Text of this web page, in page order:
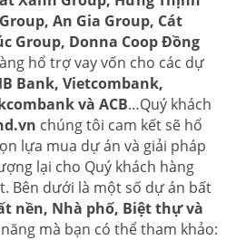
An Gia Group, Cát
Group, Donna Coop Đồng
hổ trợ vay vốn cho các dự
Bank, Vietcombank,
và ACB…Quý khách
chúng tôi cam kết sẽ hổ
lựa mua dự án và giải pháp
lại cho Quý khách hàng
Bên dưới là một số dự án bất
nền, Nhà phố, Biệt thự và
mà bạn có thể tham khảo: